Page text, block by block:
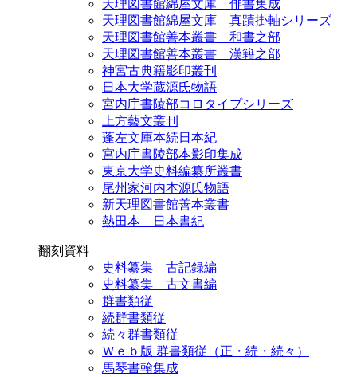
天理図書館綿屋文庫 俳書集成
天理図書館綿屋文庫 真蹟掛軸シリーズ
天理図書館善本叢書 和書之部
天理図書館善本叢書 漢籍之部
神宮古典籍影印叢刊
日本大学蔵源氏物語
宮内庁書陵部コロタイプシリーズ
上方藝文叢刊
蓬左文庫本続日本紀
宮内庁書陵部本影印集成
東京大学史料編纂所叢書
尾州家河内本源氏物語
新天理図書館善本叢書
熱田本 日本書紀
翻刻資料
史料纂集 古記録編
史料纂集 古文書編
群書類従
続群書類従
続々群書類従
Ｗｅｂ版 群書類従（正・続・続々）
馬琴書翰集成